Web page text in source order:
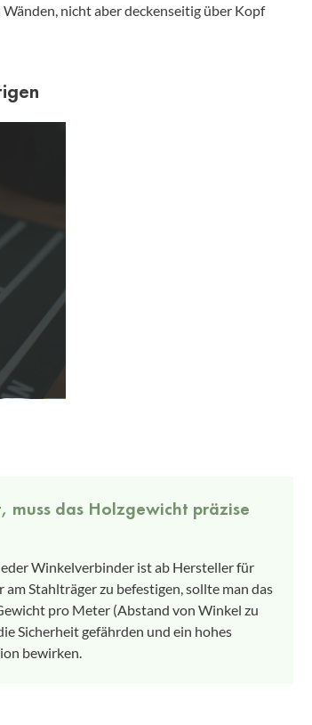
nicht aber deckenseitig über Kopf
das Holzgewicht präzise
Winkelverbinder ist ab Hersteller für
Stahlträger zu befestigen, sollte man das
pro Meter (Abstand von Winkel zu
Sicherheit gefährden und ein hohes
bewirken.